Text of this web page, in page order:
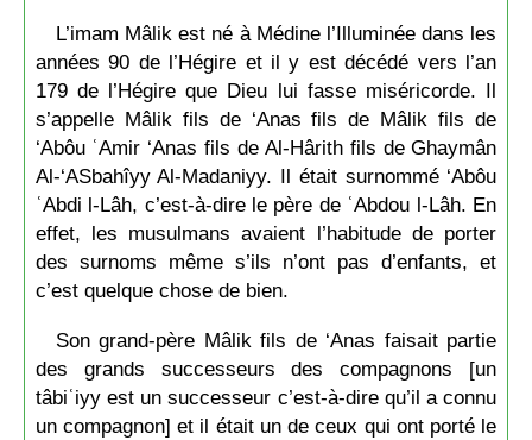
L’imam Mâlik est né à Médine l’Illuminée dans les
années 90 de l’Hégire et il y est décédé vers l’an
179 de l’Hégire que Dieu lui fasse miséricorde. Il
s’appelle Mâlik fils de ‘Anas fils de Mâlik fils de
‘Abôu ʿAmir ‘Anas fils de Al-Hârith fils de Ghaymân
Al-‘ASbahîyy Al-Madaniyy. Il était surnommé ‘Abôu
ʿAbdi l-Lâh, c’est-à-dire le père de ʿAbdou l-Lâh. En
effet, les musulmans avaient l’habitude de porter
des surnoms même s’ils n’ont pas d’enfants, et
c’est quelque chose de bien.
Son grand-père Mâlik fils de ‘Anas faisait partie
des grands successeurs des compagnons [un
tâbiʿiyy est un successeur c’est-à-dire qu’il a connu
un compagnon] et il était un de ceux qui ont porté le